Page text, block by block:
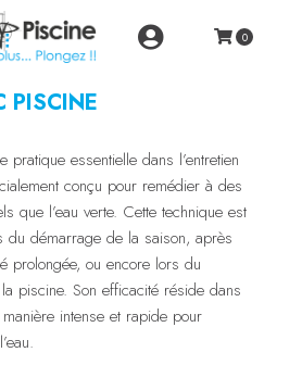
PISCINE
pratique essentielle dans l’entretien
conçu pour remédier à des
que l’eau verte. Cette technique est
du démarrage de la saison, après
prolongée, ou encore lors du
piscine. Son efficacité réside dans
intense et rapide pour